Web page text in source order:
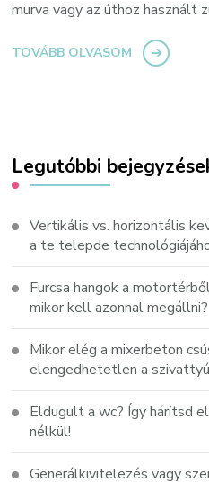
murva vagy az úthoz használt
TOVÁBB OLVASOM
Legutóbbi
Vertikális vs. horizontális
a te telepde
Furcsa hangok a
mikor kell azonnal megállni?
Mikor elég a mixerbeton
elengedhetetlen a
Eldugult a wc? Így hárítsd
nélkül!
Generálkivitelezés vagy